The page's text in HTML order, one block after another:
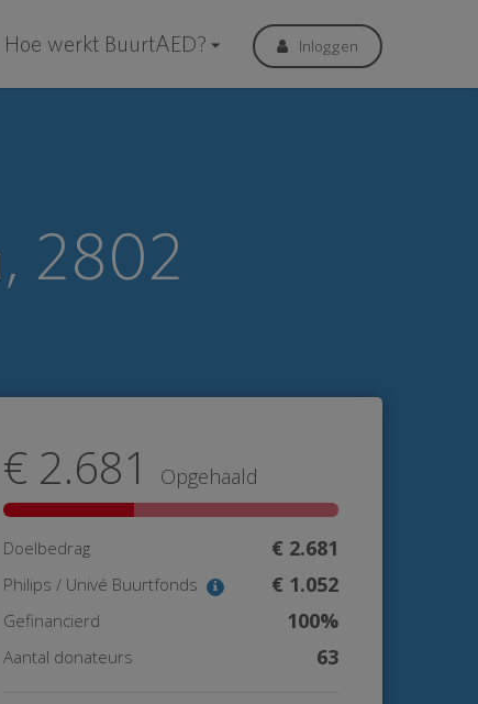
Hoe werkt BuurtAED? Inloggen
2802
€ 2.681 Opgehaald
Doelbedrag € 2.681
Philips / Univé Buurtfonds € 1.052
Gefinancierd 100%
Aantal donateurs 63